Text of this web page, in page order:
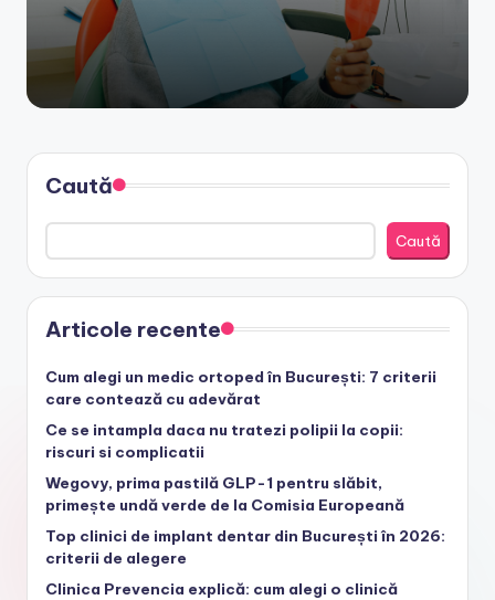
Caută
Caută
Articole recente
Cum alegi un medic ortoped în București: 7 criterii
care contează cu adevărat
Ce se intampla daca nu tratezi polipii la copii:
riscuri si complicatii
Wegovy, prima pastilă GLP-1 pentru slăbit,
primește undă verde de la Comisia Europeană
Top clinici de implant dentar din București în 2026:
criterii de alegere
Clinica Prevencia explică: cum alegi o clinică